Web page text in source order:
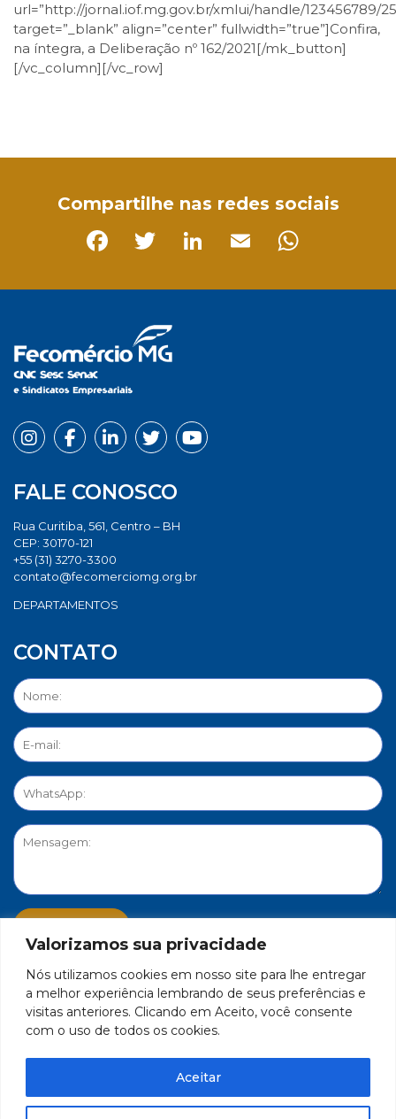
Valorizamos sua privacidade
Nós utilizamos cookies em nosso site para lhe entregar
a melhor experiência lembrando de seus preferências e
visitas anteriores. Clicando em Aceito, você consente
com o uso de todos os cookies.
Aceitar
url=”http://jornal.iof.mg.gov.br/xmlui/handle/123456789/
target=”_blank” align=”center” fullwidth=”true”]Confira,
na íntegra, a Deliberação nº 162/2021[/mk_button]
[/vc_column][/vc_row]
Compartilhe nas redes sociais
FALE CONOSCO
Rua Curitiba, 561, Centro – BH
CEP: 30170-121
+55 (31) 3270-3300
contato@fecomerciomg.org.br
DEPARTAMENTOS
CONTATO
PORTAL DE PRIVACIDADE
17.271.982/0001-59